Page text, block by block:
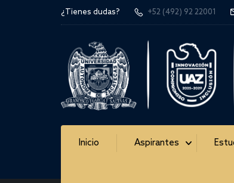
¿Tienes dudas? +52 (492) 92 22001
Inicio Aspirantes